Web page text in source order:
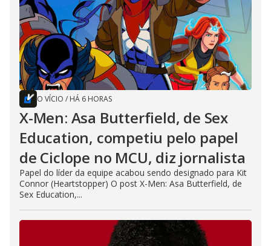
O VÍCIO / HÁ 6 HORAS
X-Men: Asa Butterfield, de Sex
Education, competiu pelo papel
de Ciclope no MCU, diz jornalista
Papel do líder da equipe acabou sendo designado para Kit
Connor (Heartstopper) O post X-Men: Asa Butterfield, de
Sex Education,...